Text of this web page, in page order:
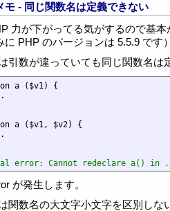
モ - 同じ関数名は定義できない
力が下がってる気がするので基本
に PHP のバージョンは 5.5.9 です）
引数が違っていても同じ関数名は
a ($v1) {
a ($v1, $v2) {
error: Cannot redeclare a() in
が発生します。
関数名の大文字小文字を区別しな